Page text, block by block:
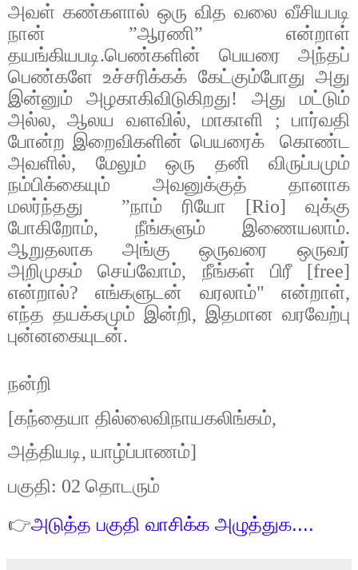
அவள் கண்களால் ஒரு வித வலை வீசியபடி
நான் ”ஆரணி” என்றாள்
தயங்கியபடி.பெண்களின் பெயரை
அந்தப்
பெண்களே உச்சரிக்கக் கேட்கும்போது அது
இன்னும்
அழகாகிவிடுகிறது! அது
மட்டும்
அல்ல,ஆலய வளவில்,மாகாளி ;பார்வதி
போன்ற இறைவிகளின் பெயரைக்
கொண்ட
அவளில், மேலும் ஒரு தனி
விருப்பமும்
நம்பிக்கையும்
அவனுக்குத்
தானாக
மலர்ந்தது
”நாம் ரியோ [Rio]வுக்கு
போகிறோம், நீங்களும் இணையலாம்.
ஆறுதலாக
அங்கு ஒருவரை
ஒருவர்
அறிமுகம்
செய்வோம், நீங்கள் பிரீ[free]
என்றால்?எங்களுடன் வரலாம்"என்றாள்,
எந்த தயக்கமும் இன்றி, இதமான வரவேற்பு
புன்னகையுடன்.
நன்றி
[கந்தையா தில்லைவிநாயகலிங்கம்,
அத்தியடி, யாழ்ப்பாணம்]
பகுதி: 02 தொடரும்
👉அடுத்த பகுதி வாசிக்க அழுத்துக....